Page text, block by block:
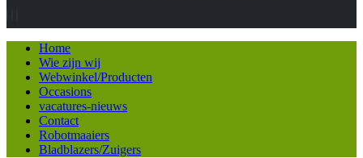
Home
Wie zijn wij
Webwinkel/Producten
Occasions
vacatures-nieuws
Contact
Robotmaaiers
Bladblazers/Zuigers